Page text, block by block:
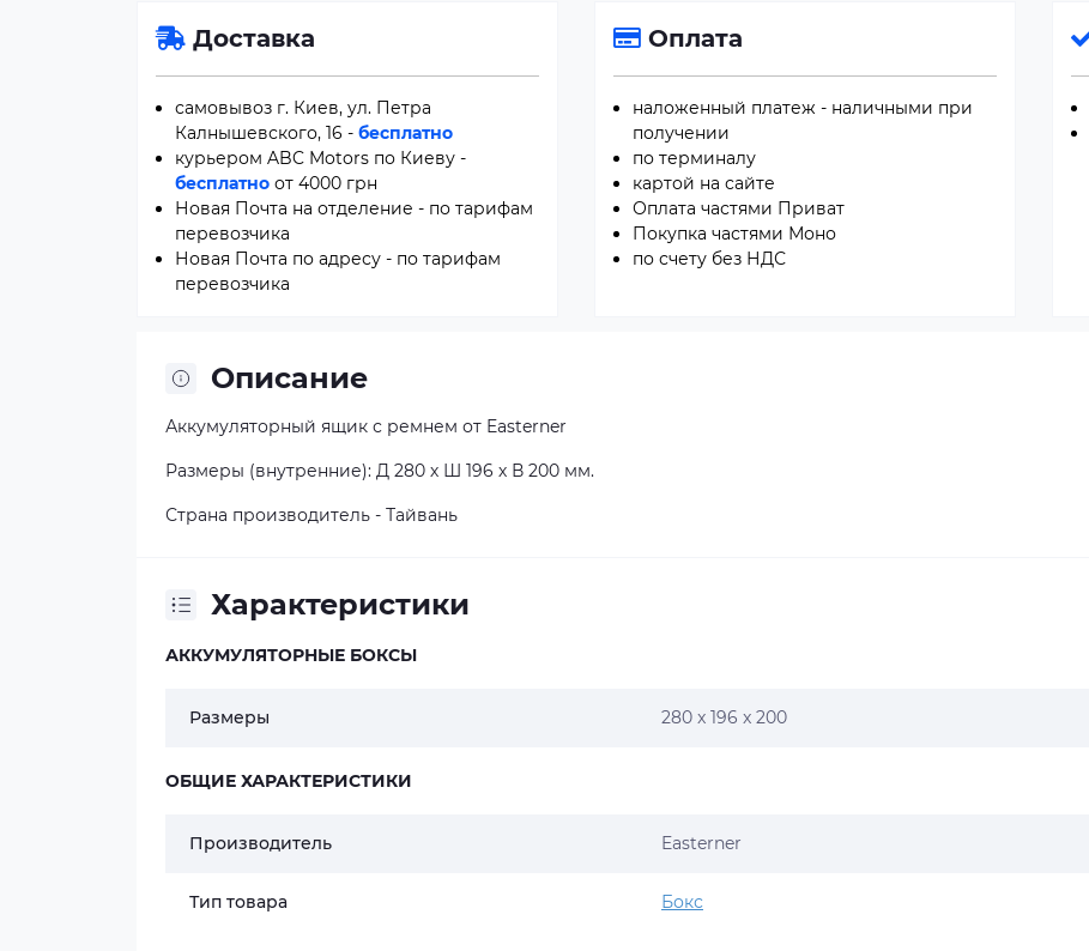
Доставка
самовывоз г. Киев, ул. Петра
Калнышевского, 16 - бесплатно
курьером ABC Motors по Киеву -
бесплатно от 4000 грн
Новая Почта на отделение - по тарифам
перевозчика
Новая Почта по адресу - по тарифам
перевозчика
Оплата
наложенный платеж - наличными при
получении
по терминалу
картой на сайте
Оплата частями Приват
Покупка частями Моно
по счету без НДС
Описание
Аккумуляторный ящик с ремнем от Easterner
Размеры (внутренние): Д 280 х Ш 196 х В 200 мм.
Страна производитель - Тайвань
Характеристики
АККУМУЛЯТОРНЫЕ БОКСЫ
Размеры 280 x 196 x 200
ОБЩИЕ ХАРАКТЕРИСТИКИ
Производитель Easterner
Тип товара Бокс